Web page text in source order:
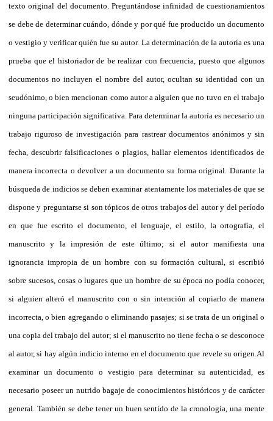
texto original del documento. Preguntándose infinidad de cuestionamientos
se debe de determinar cuándo, dónde y por qué fue producido un documento
o vestigio y verificar quién fue su autor. La determinación de la autoría es una
prueba que el historiador de be realizar con frecuencia, puesto que algunos
documentos no incluyen el nombre del autor, ocultan su identidad con un
seudónimo, o bien mencionan como autor a alguien que no tuvo en el trabajo
ninguna participación significativa. Para determinar la autoría es necesario un
trabajo riguroso de investigación para rastrear documentos anónimos y sin
fecha, descubrir falsificaciones o plagios, hallar elementos identificados de
manera incorrecta o devolver a un documento su forma original. Durante la
búsqueda de indicios se deben examinar atentamente los materiales de que se
dispone y preguntarse si son tópicos de otros trabajos del autor y del período
en que fue escrito el documento, el lenguaje, el estilo, la ortografía, el
manuscrito y la impresión de este último; si el autor manifiesta una
ignorancia impropia de un hombre con su formación cultural, si escribió
sobre sucesos, cosas o lugares que un hombre de su época no podía conocer,
si alguien alteró el manuscrito con o sin intención al copiarlo de manera
incorrecta, o bien agregando o eliminando pasajes; si se trata de un original o
una copia del trabajo del autor; si el manuscrito no tiene fecha o se desconoce
al autor, si hay algún indicio interno en el documento que revele su origen. Al
examinar un documento o vestigio para determinar su autenticidad, es
necesario poseer un nutrido bagaje de conocimientos históricos y de carácter
general. También se debe tener un buen sentido de la cronología, una mente